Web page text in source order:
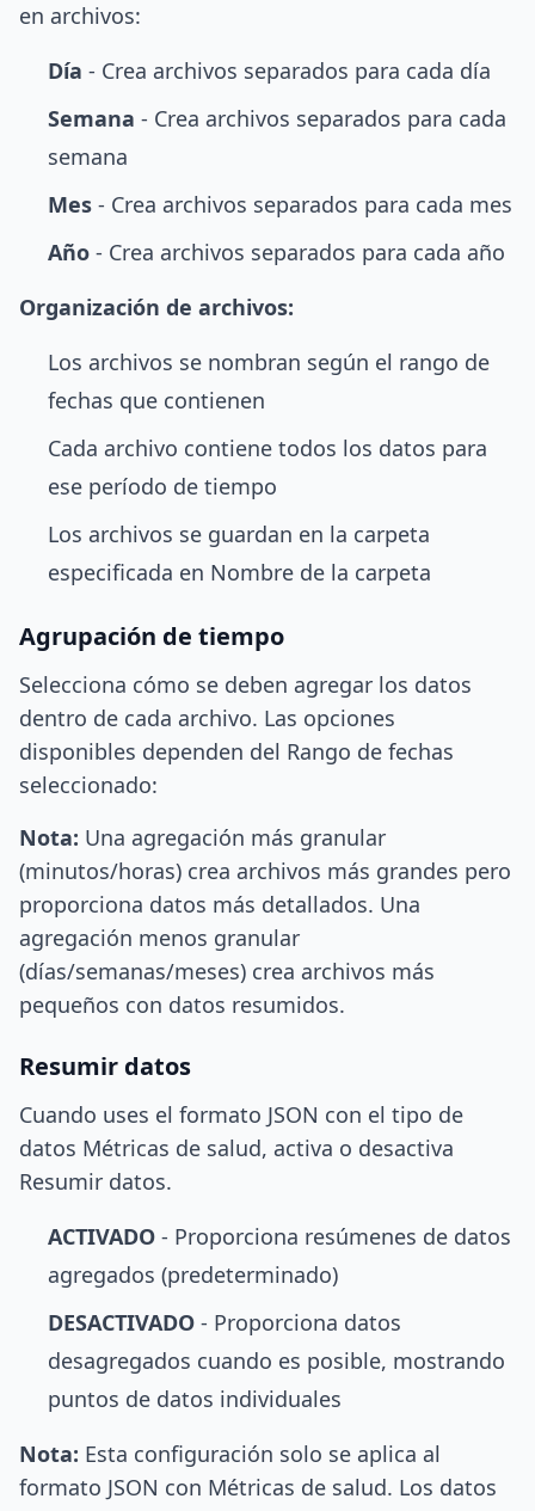
en archivos:
Día - Crea archivos separados para cada día
Semana - Crea archivos separados para cada
semana
Mes - Crea archivos separados para cada mes
Año - Crea archivos separados para cada año
Organización de archivos:
Los archivos se nombran según el rango de
fechas que contienen
Cada archivo contiene todos los datos para
ese período de tiempo
Los archivos se guardan en la carpeta
especificada en Nombre de la carpeta
Agrupación de tiempo
Selecciona cómo se deben agregar los datos
dentro de cada archivo. Las opciones
disponibles dependen del Rango de fechas
seleccionado:
Nota: Una agregación más granular
(minutos/horas) crea archivos más grandes pero
proporciona datos más detallados. Una
agregación menos granular
(días/semanas/meses) crea archivos más
pequeños con datos resumidos.
Resumir datos
Cuando uses el formato JSON con el tipo de
datos Métricas de salud, activa o desactiva
Resumir datos.
ACTIVADO - Proporciona resúmenes de datos
agregados (predeterminado)
DESACTIVADO - Proporciona datos
desagregados cuando es posible, mostrando
puntos de datos individuales
Nota: Esta configuración solo se aplica al
formato JSON con Métricas de salud. Los datos